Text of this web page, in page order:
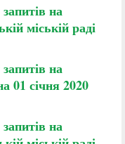
на
міській раді
на
01 січня 2020
на